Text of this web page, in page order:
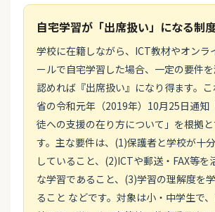
自宅学習が「出席扱い」になる制
学校に在籍しながら、ICT教材やオンラ
ールで自宅学習した場合、一定の要件
認めれば『出席扱い』になり得ます。
省の令和元年（2019年）10月25日通知
徒への支援の在り方について」を根拠
す。主な要件は、(1)保護者と学校が十
していること、(2)ICTや郵送・FAX等を
な学習であること、(3)学習の理解度を
ること などです。対象は小・中学生で